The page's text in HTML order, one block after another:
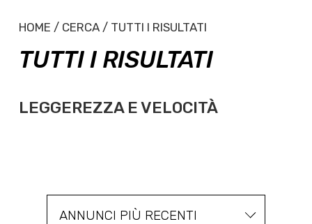
HOME / CERCA / TUTTI I RISULTATI
TUTTI I RISULTATI
LEGGEREZZA E VELOCITÀ
ANNUNCI PIÙ RECENTI